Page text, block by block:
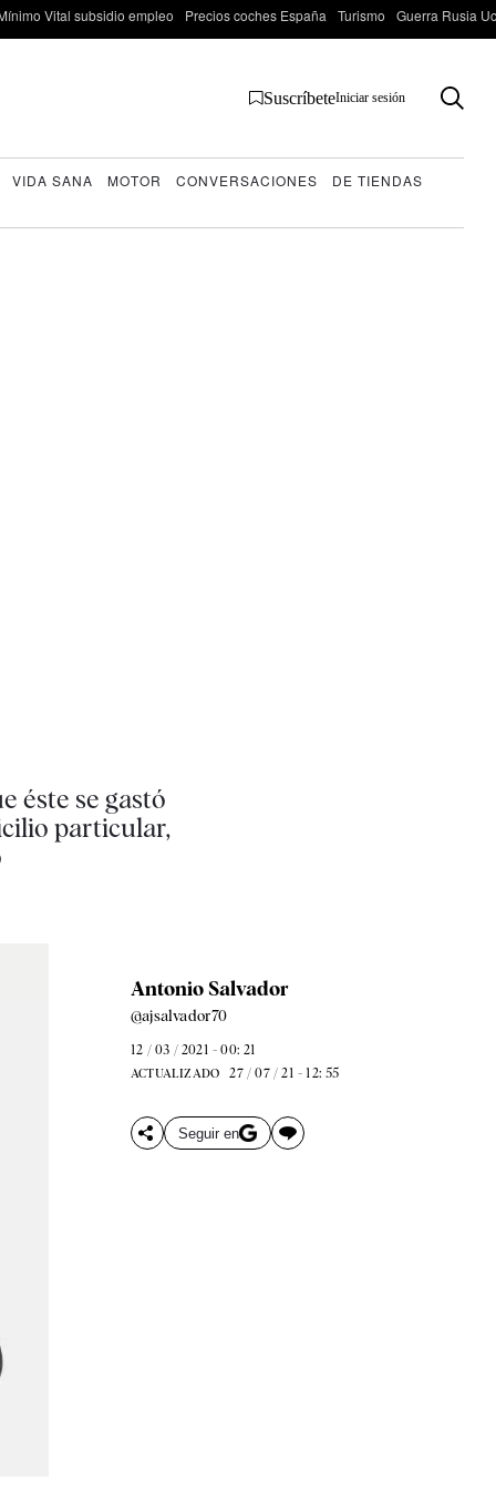
Vital subsidio empleo Precios coches España Turismo Guerra Rusia
SuscríbeteIniciar sesión
VIDA SANA MOTOR CONVERSACIONES
DE TIENDAS
éste se gastó
particular,
Antonio Salvador
@ajsalvador70
12 / 03 / 2021 - 00: 21
ACTUALIZADO 27 / 07 / 21 - 12: 55
Seguir en